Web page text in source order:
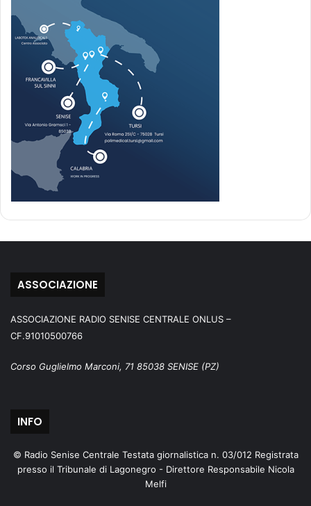
ASSOCIAZIONE
ASSOCIAZIONE RADIO SENISE CENTRALE ONLUS –
CF.91010500766
Corso Guglielmo Marconi, 71 85038 SENISE (PZ)
INFO
© Radio Senise Centrale Testata giornalistica n. 03/012 Registrata
presso il Tribunale di Lagonegro - Direttore Responsabile Nicola
Melfi